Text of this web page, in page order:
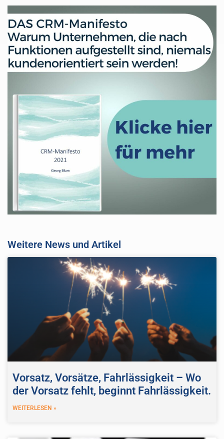
Weitere News und Artikel
Vorsatz, Vorsätze, Fahrlässigkeit – Wo
der Vorsatz fehlt, beginnt Fahrlässigkeit.
WEITERLESEN »